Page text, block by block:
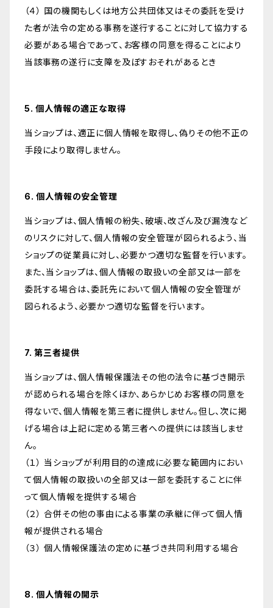
（４） 国の機関もしくは地方公共団体又はその委託を受け
た者が法令の定める事務を遂行することに対して協力する
必要がある場合であって、お客様の同意を得ることにより
当該事務の遂行に支障を及ぼすおそれがあるとき
5. 個人情報の適正な取得
当ショップは、適正に個人情報を取得し、偽りその他不正の
手段により取得しません。
6. 個人情報の安全管理
当ショップは、個人情報の紛失、破壊、改ざん及び漏洩など
のリスクに対して、個人情報の安全管理が図られるよう、当
ショップの従業員に対し、必要かつ適切な監督を行います。
また、当ショップは、個人情報の取扱いの全部又は一部を
委託する場合は、委託先において個人情報の安全管理が
図られるよう、必要かつ適切な監督を行います。
7. 第三者提供
当ショップは、個人情報保護法その他の法令に基づき開示
が認められる場合を除くほか、あらかじめお客様の同意を
得ないで、個人情報を第三者に提供しません。但し、次に掲
げる場合は上記に定める第三者への提供には該当しませ
ん。
（１） 当ショップが利用目的の達成に必要な範囲内におい
て個人情報の取扱いの全部又は一部を委託することに伴
って個人情報を提供する場合
（２） 合併その他の事由による事業の承継に伴って個人情
報が提供される場合
（３） 個人情報保護法の定めに基づき共同利用する場合
8. 個人情報の開示